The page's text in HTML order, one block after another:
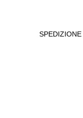
SPEDIZIONE